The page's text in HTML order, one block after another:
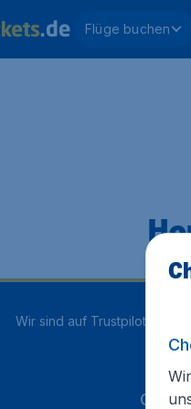
Flüge buchen
Wir sind auf Trustpilot mit